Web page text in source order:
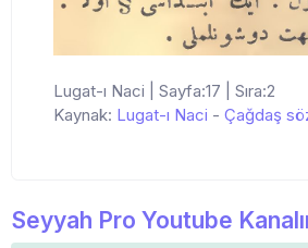
Lugat-ı Naci | Sayfa:17 | Sıra:2
Kaynak: Lugat-ı Naci - Çağdaş
Seyyah Pro Youtube